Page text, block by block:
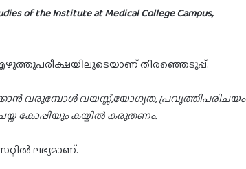
of the Institute at Medical College Campus,
തിരഞ്ഞെടുപ്പ്.
വരുമ്പോൾ വയസ്സ്,യോഗ്യത, പ്രവൃത്തിപരിചയം
കോപ്പിയും കയ്യിൽ കരുതണം.
ലഭ്യമാണ്.